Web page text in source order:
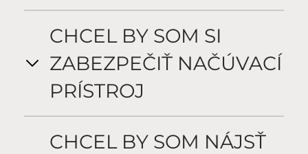
CHCEL BY SOM SI
ZABEZPEČIŤ NAČÚVACÍ
PRÍSTROJ
CHCEL BY SOM NÁJSŤ